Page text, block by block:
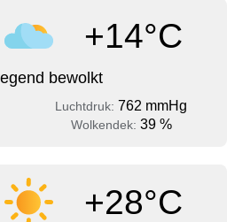
+14°C
bewolkt
Luchtdruk: 762 mmHg
Wolkendek: 39 %
+28°C